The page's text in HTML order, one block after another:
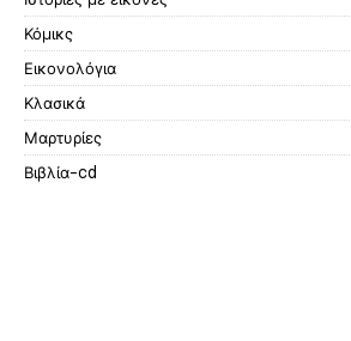
Κόμικς
Εικονολόγια
Κλασικά
Μαρτυρίες
Βιβλία-cd